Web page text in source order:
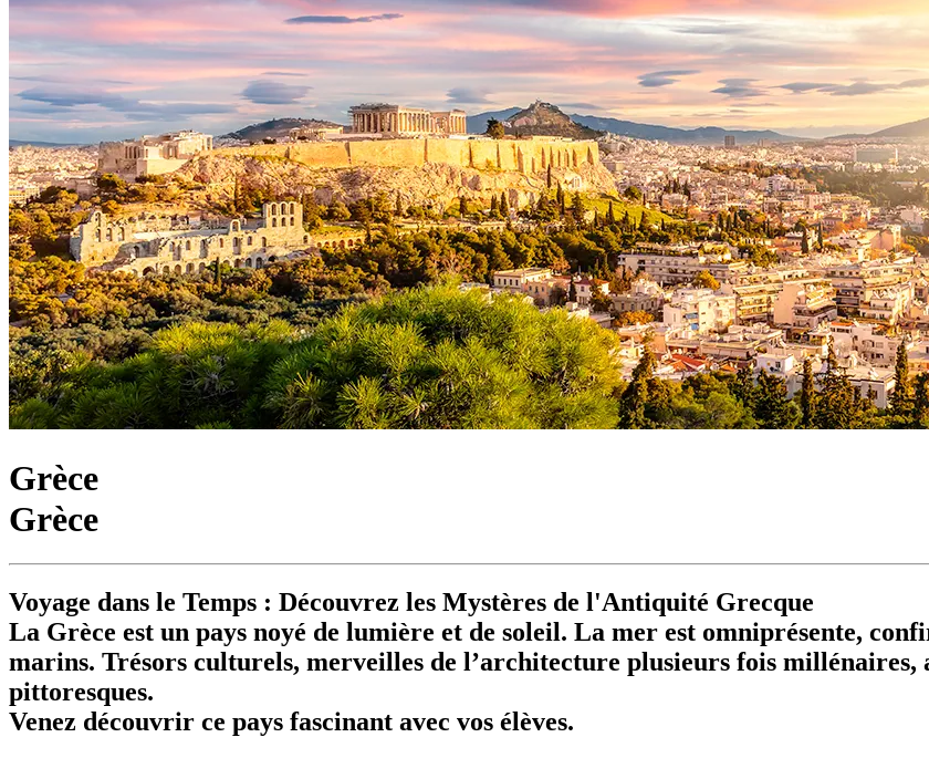
Grèce
Grèce
Voyage dans le Temps : Découvrez les Mystères de l'Antiquité Grecque
La Grèce est un pays noyé de lumière et de soleil. La mer est omniprésente,
marins. Trésors culturels, merveilles de l’architecture plusieurs fois millénaires,
pittoresques.
Venez découvrir ce pays fascinant avec vos élèves.